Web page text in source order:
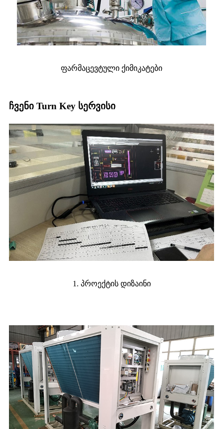
ფარმაცევტული ქიმიკატები
ჩვენი Turn Key სერვისი
1. პროექტის დიზაინი